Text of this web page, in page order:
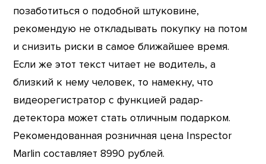
позаботиться о подобной штуковине,
рекомендую не откладывать покупку на потом
и снизить риски в самое ближайшее время.
Если же этот текст читает не водитель, а
близкий к нему человек, то намекну, что
видеорегистратор с функцией радар-
детектора может стать отличным подарком.
Рекомендованная розничная цена Inspector
Marlin составляет 8990 рублей.